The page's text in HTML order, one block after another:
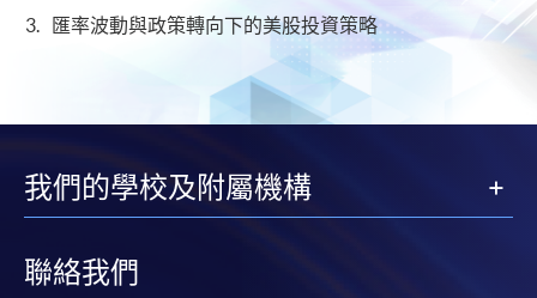
匯率波動與政策轉向下的美股投資策略
我們的學校及附屬機構
聯絡我們